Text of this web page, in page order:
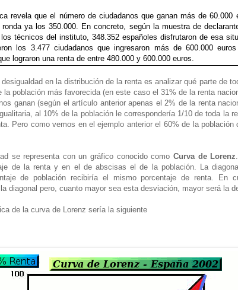
revela que el número de ciudadanos que ganan más de 60.000
ya los 350.000. En concreto, según la muestra de
técnicos del instituto, 348.352 españoles disfrutaron de esa
los 3.477 ciudadanos que ingresaron más de 600.000
lograron una renta de entre 480.000 y 600.000 euros.
en la distribución de la renta es analizar qué parte de
la población más favorecida (en este caso el 31% de la renta
ganan (según el artículo anterior apenas el 2% de la renta
al 10% de la población le correspondería 1/10 de toda la
Pero como vemos en el ejemplo anterior el 60% de la población
se representa con un gráfico conocido como Curva de Lorenz
de la renta y en el de abscisas el de la población. La
de población recibiría el mismo porcentaje de renta. En
diagonal pero, cuanto mayor sea esta desviación, mayor será la
de la curva de Lorenz sería la siguiente